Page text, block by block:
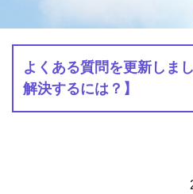
よくある質問を更新しま
解決するには？】